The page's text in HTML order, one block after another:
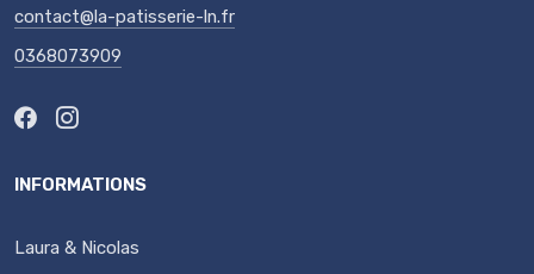
contact@la-patisserie-ln.fr
0368073909
INFORMATIONS
Laura & Nicolas